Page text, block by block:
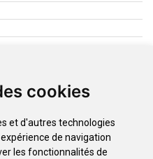
cookies
et d'autres technologies
de navigation
les fonctionnalités de